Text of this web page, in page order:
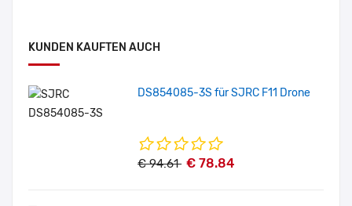
KUNDEN KAUFTEN AUCH
DS854085-3S für SJRC F11 Drone
€ 94.61 € 78.84